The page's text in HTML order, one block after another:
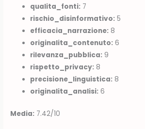
qualita_fonti: 7
rischio_disinformativo: 5
efficacia_narrazione: 8
originalita_contenuto: 6
rilevanza_pubblica: 9
rispetto_privacy: 8
precisione_linguistica: 8
originalita_analisi: 6
Media: 7.42/10